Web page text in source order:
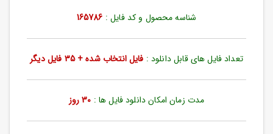
به
نام
شناسه محصول و کد فایل : 165786
تعداد فایل های قابل دانلود : فایل انتخاب شده + 35 فایل دیگر
مدت زمان امکان دانلود فایل ها : 30 روز